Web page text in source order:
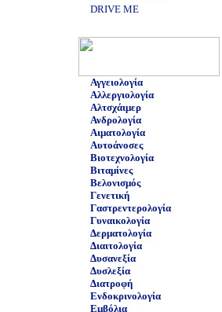
DRIVE ME
Αγγειολογία
Αλλεργιολογία
Αλτσχάιμερ
Ανδρολογία
Αιματολογία
Αυτοάνοσες
Βιοτεχνολογία
Βιταμίνες
Βελονισμός
Γενετική
Γαστρεντερολογία
Γυναικολογία
Δερματολογία
Διαιτολογία
Δυσανεξία
Δυσλεξία
Διατροφή
Ενδοκρινολογία
Εμβόλια